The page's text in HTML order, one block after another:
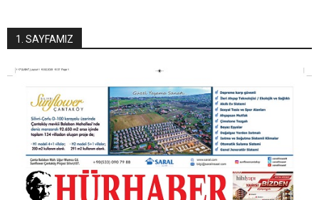
1. SAYFAMIZ